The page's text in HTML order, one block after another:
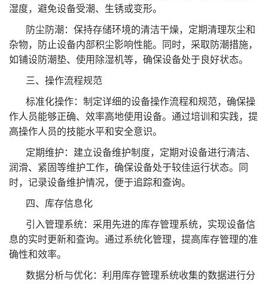
湿度，避免设备受潮、生锈或变形。
防尘防潮：保持存储环境的清洁干燥，定期清理灰尘和
杂物，防止设备内部积尘影响性能。同时，采取防潮措施，
如铺设防潮垫、使用除湿机等，确保设备处于良好状态。
三、操作流程规范
标准化操作：制定详细的设备操作流程和规范，确保操
作人员能够正确、效率高地使用设备。通过培训和实践，提
高操作人员的技能水平和安全意识。
定期维护：建立设备维护制度，定期对设备进行清洁、
润滑、紧固等维护工作，确保设备处于较佳运行状态。同
时，记录设备维护情况，便于追踪和查询。
四、库存信息化
引入管理系统：采用先进的库存管理系统，实现设备信
息的实时更新和查询。通过系统化管理，提高库存管理的准
确性和效率。
数据分析与优化：利用库存管理系统收集的数据进行分